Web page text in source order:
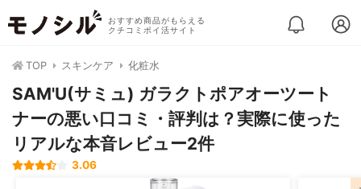
おすすめ商品がもらえる
クチコミポイ活サイト
TOP スキンケア 化粧水
SAM'U(サミュ) ガラクトポアオーツート
ナーの悪い口コミ・評判は？実際に使った
リアルな本音レビュー2件
3.06